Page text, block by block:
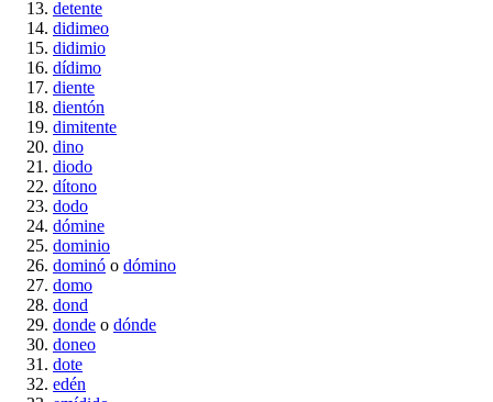
detente
didimeo
didimio
dídimo
diente
dientón
dimitente
dino
diodo
dítono
dodo
dómine
dominio
dominó o dómino
domo
dond
donde o dónde
doneo
dote
edén